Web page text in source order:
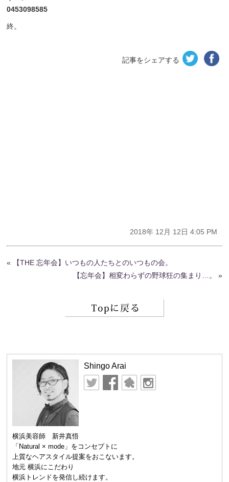
0453098585
終。
記事をシェアする
2018年 12月 12日 4:05 PM
«
【THE 忘年会】いつもの人たちとのいつもの会。
【忘年会】相変わらずの野球狂の集まり…。
»
Shingo Arai
横浜美容師 新井真悟
「Natural × mode」をコンセプトに
上質なヘアスタイル提案をおこないます。
地元 横浜にこだわり
横浜トレンドを発信し続けます。